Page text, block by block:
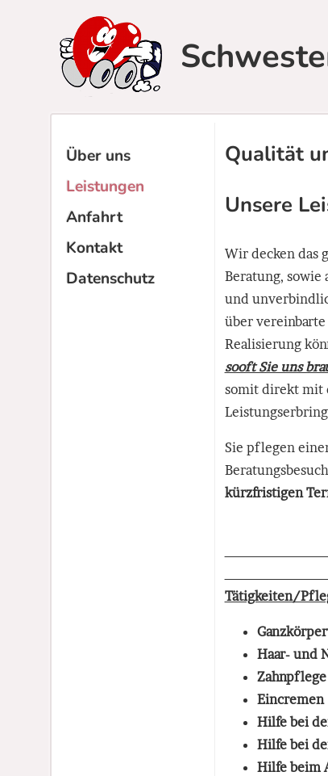
Direkt zum Inhalt
Qualität
Unsere
Wir decken das
Beratung, sowie
und
über
Realisierung
sooft Sie uns
somit direkt mit
Sie pflegen
kürzfristigen
Tätigkeiten/
Haar- und
Zahnpflege
Eincremen
Hilfe bei
Hilfe bei
Hilfe beim
Über uns
Leistungen
Anfahrt
Kontakt
Datenschutz